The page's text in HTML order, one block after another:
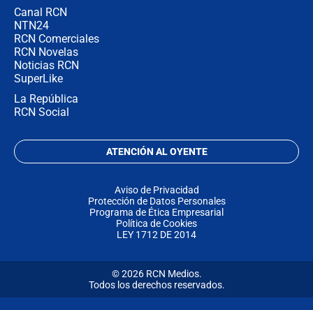
Canal RCN
NTN24
RCN Comerciales
RCN Novelas
Noticias RCN
SuperLike
La República
RCN Social
ATENCIÓN AL OYENTE
Aviso de Privacidad
Protección de Datos Personales
Programa de Ética Empresarial
Política de Cookies
LEY 1712 DE 2014
© 2026 RCN Medios.
Todos los derechos reservados.